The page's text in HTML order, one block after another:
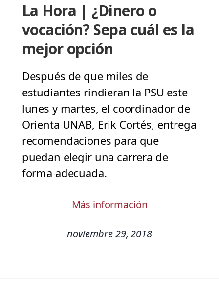
La Hora | ¿Dinero o
vocación? Sepa cuál es la
mejor opción
Después de que miles de
estudiantes rindieran la PSU este
lunes y martes, el coordinador de
Orienta UNAB, Erik Cortés, entrega
recomendaciones para que
puedan elegir una carrera de
forma adecuada.
Más información
noviembre 29, 2018